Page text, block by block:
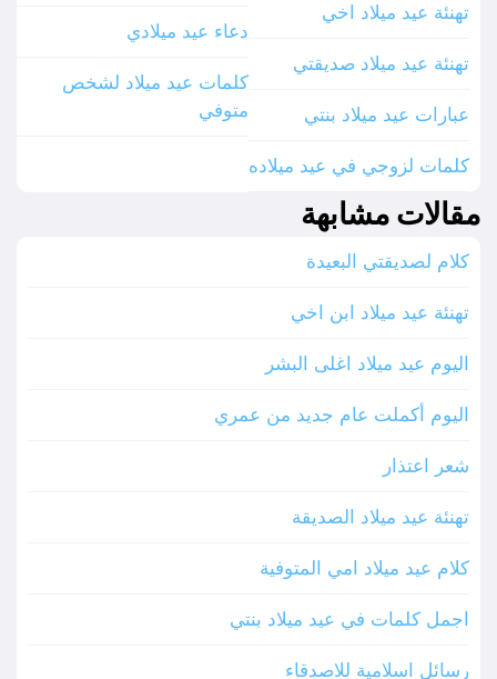
تهنئة عيد ميلاد اخي
تهنئة عيد ميلاد صديقتي
عبارات عيد ميلاد بنتي
كلمات لزوجي في عيد ميلاده
دعاء عيد ميلادي
كلمات عيد ميلاد لشخص
متوفي
مقالات مشابهة
كلام لصديقتي البعيدة
تهنئة عيد ميلاد ابن اخي
اليوم عيد ميلاد اغلى البشر
اليوم أكملت عام جديد من عمري
شعر اعتذار
تهنئة عيد ميلاد الصديقة
كلام عيد ميلاد امي المتوفية
اجمل كلمات في عيد ميلاد بنتي
رسائل اسلامية للاصدقاء